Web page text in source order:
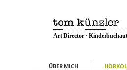
Art Director ·
ÜBER MICH